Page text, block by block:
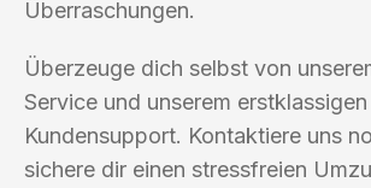
Überraschungen.
Überzeuge dich selbst von
Service und unserem erstklassigen
Kundensupport. Kontaktiere uns
sichere dir einen stressfreien